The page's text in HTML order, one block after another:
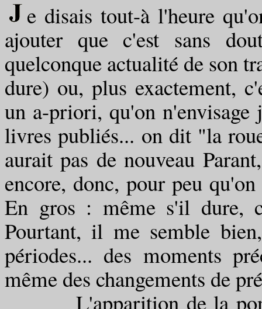
e disais tout-à l'heure
ajouter que c'est sans
quelconque actualité de son
dure) ou, plus exactement,
un a-priori, qu'on n'envisage
livres publiés... on dit "la
aurait pas de nouveau
encore, donc, pour peu
En gros : même s'il dure,
Pourtant, il me semble
périodes... des moments
même des changements de
L'apparition de la